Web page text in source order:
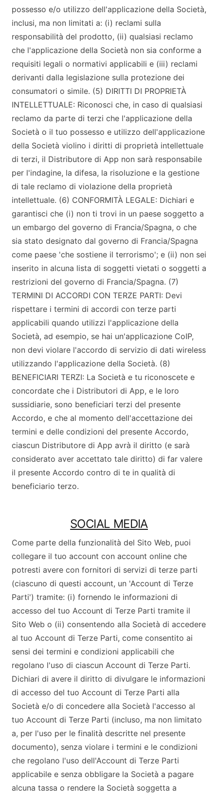
possesso e/o utilizzo dell'applicazione della Società,
inclusi, ma non limitati a: (i) reclami sulla
responsabilità del prodotto, (ii) qualsiasi reclamo
che l'applicazione della Società non sia conforme a
requisiti legali o normativi applicabili e (iii) reclami
derivanti dalla legislazione sulla protezione dei
consumatori o simile. (5) DIRITTI DI PROPRIETÀ
INTELLETTUALE: Riconosci che, in caso di qualsiasi
reclamo da parte di terzi che l'applicazione della
Società o il tuo possesso e utilizzo dell'applicazione
della Società violino i diritti di proprietà intellettuale
di terzi, il Distributore di App non sarà responsabile
per l'indagine, la difesa, la risoluzione e la gestione
di tale reclamo di violazione della proprietà
intellettuale. (6) CONFORMITÀ LEGALE: Dichiari e
garantisci che (i) non ti trovi in un paese soggetto a
un embargo del governo di Francia/Spagna, o che
sia stato designato dal governo di Francia/Spagna
come paese 'che sostiene il terrorismo'; e (ii) non sei
inserito in alcuna lista di soggetti vietati o soggetti a
restrizioni del governo di Francia/Spagna. (7)
TERMINI DI ACCORDI CON TERZE PARTI: Devi
rispettare i termini di accordi con terze parti
applicabili quando utilizzi l'applicazione della
Società, ad esempio, se hai un'applicazione CoIP,
non devi violare l'accordo di servizio di dati wireless
utilizzando l'applicazione della Società. (8)
BENEFICIARI TERZI: La Società e tu riconoscete e
concordate che i Distributori di App, e le loro
sussidiarie, sono beneficiari terzi del presente
Accordo, e che al momento dell'accettazione dei
termini e delle condizioni del presente Accordo,
ciascun Distributore di App avrà il diritto (e sarà
considerato aver accettato tale diritto) di far valere
il presente Accordo contro di te in qualità di
beneficiario terzo.
SOCIAL MEDIA
Come parte della funzionalità del Sito Web, puoi
collegare il tuo account con account online che
potresti avere con fornitori di servizi di terze parti
(ciascuno di questi account, un 'Account di Terze
Parti') tramite: (i) fornendo le informazioni di
accesso del tuo Account di Terze Parti tramite il
Sito Web o (ii) consentendo alla Società di accedere
al tuo Account di Terze Parti, come consentito ai
sensi dei termini e condizioni applicabili che
regolano l'uso di ciascun Account di Terze Parti.
Dichiari di avere il diritto di divulgare le informazioni
di accesso del tuo Account di Terze Parti alla
Società e/o di concedere alla Società l'accesso al
tuo Account di Terze Parti (incluso, ma non limitato
a, per l'uso per le finalità descritte nel presente
documento), senza violare i termini e le condizioni
che regolano l'uso dell'Account di Terze Parti
applicabile e senza obbligare la Società a pagare
alcuna tassa o rendere la Società soggetta a